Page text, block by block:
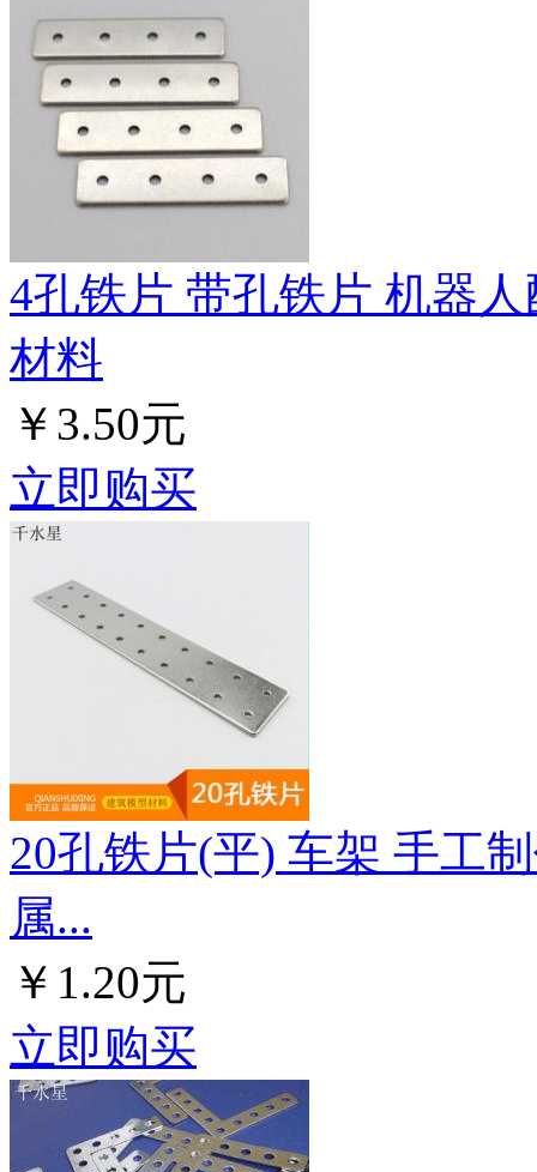
4孔铁片 带孔铁片 机器
材料
￥3.50元
立即购买
20孔铁片(平) 车架 手工
属...
￥1.20元
立即购买